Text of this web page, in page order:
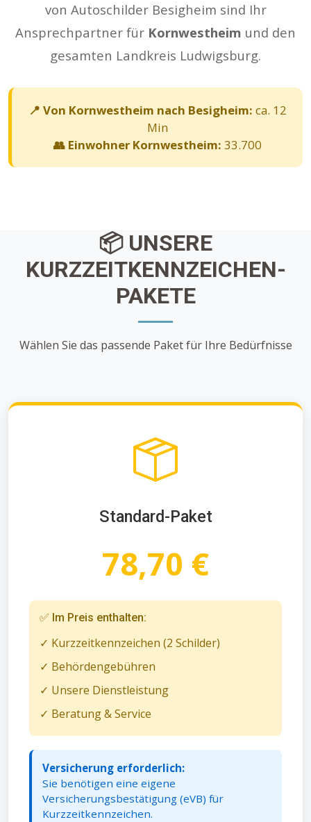
von Autoschilder Besigheim sind Ihr
Ansprechpartner für Kornwestheim und den
gesamten Landkreis Ludwigsburg.
📍 Von Kornwestheim nach Besigheim: ca. 12
Min
👥 Einwohner Kornwestheim: 33.700
📦 UNSERE
KURZZEITKENNZEICHEN-
PAKETE
Wählen Sie das passende Paket für Ihre Bedürfnisse
Standard-Paket
78,70 €
✅ Im Preis enthalten:
✓ Kurzzeitkennzeichen (2 Schilder)
✓ Behördengebühren
✓ Unsere Dienstleistung
✓ Beratung & Service
Versicherung erforderlich:
Sie benötigen eine eigene
Versicherungsbestätigung (eVB) für
Kurzzeitkennzeichen.